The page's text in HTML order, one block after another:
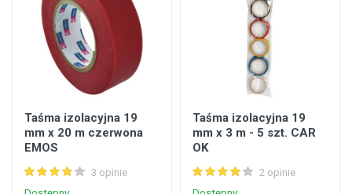
Taśma izolacyjna 19
mm x 20 m czerwona
EMOS
3 opinie
Taśma izolacyjna 19
mm x 3 m - 5 szt. CAR
OK
2 opinie